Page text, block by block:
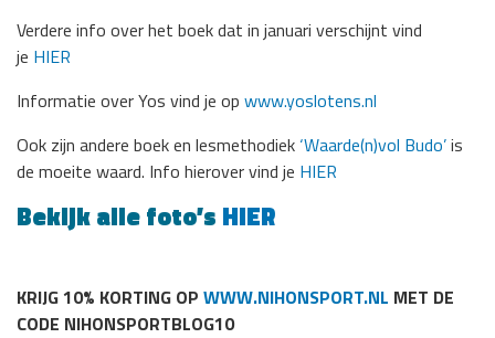
Verdere info over het boek dat in januari verschijnt vind
je HIER
Informatie over Yos vind je op www.yoslotens.nl
Ook zijn andere boek en lesmethodiek ‘Waarde(n)vol Budo’is
de moeite waard. Info hierover vind je HIER
Bekijk alle foto’s HIER
KRIJG 10% KORTING OP WWW.NIHONSPORT.NL MET DE
CODE NIHONSPORTBLOG10